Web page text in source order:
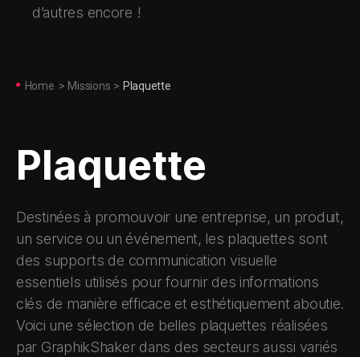
d’autres encore !
Home > Missions > Plaquette
Plaquette
Destinées à promouvoir une entreprise, un produit,
un service ou un événement, les plaquettes sont
des supports de communication visuelle
essentiels utilisés pour fournir des informations
clés de manière efficace et esthétiquement aboutie.
Voici une sélection de belles plaquettes réalisées
par GraphikShaker dans des secteurs aussi variés